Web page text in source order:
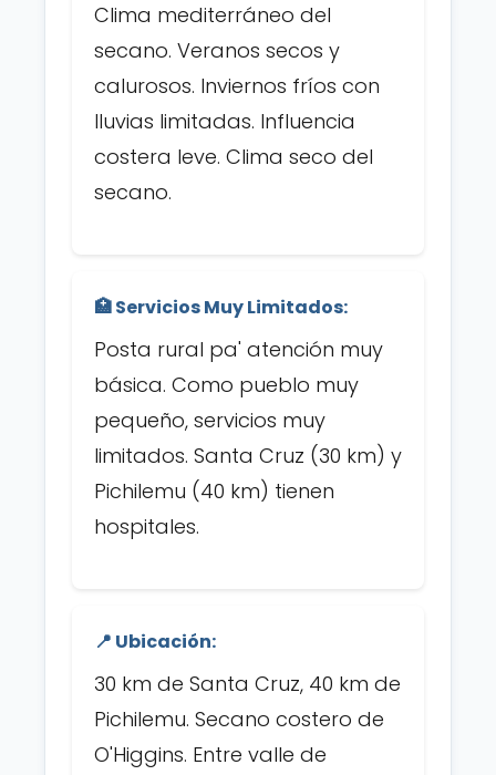
Clima mediterráneo del
secano. Veranos secos y
calurosos. Inviernos fríos con
lluvias limitadas. Influencia
costera leve. Clima seco del
secano.
🏥 Servicios Muy Limitados:
Posta rural pa' atención muy
básica. Como pueblo muy
pequeño, servicios muy
limitados. Santa Cruz (30 km) y
Pichilemu (40 km) tienen
hospitales.
📍 Ubicación:
30 km de Santa Cruz, 40 km de
Pichilemu. Secano costero de
O'Higgins. Entre valle de